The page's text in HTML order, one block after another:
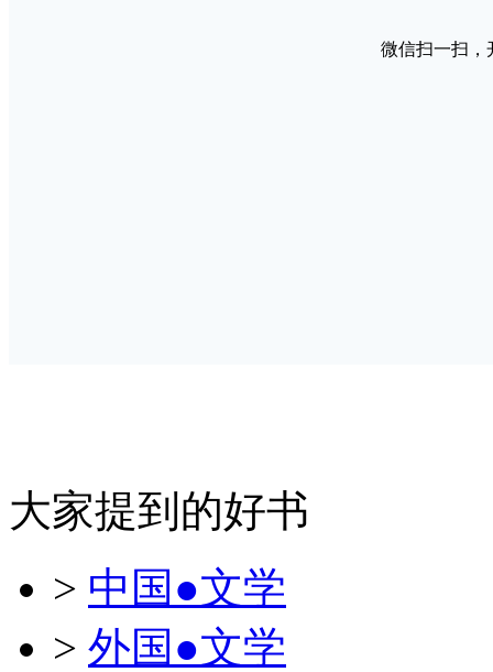
微信扫一扫，
大家提到的好书
> 中国●文学
> 外国●文学